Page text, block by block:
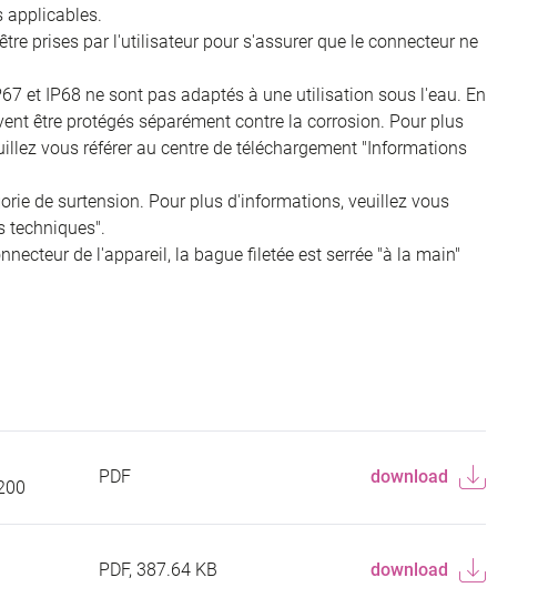
applicables.
prises par l'utilisateur pour s'assurer que le connecteur ne
et IP68 ne sont pas adaptés à une utilisation sous l'eau. En
être protégés séparément contre la corrosion. Pour plus
vous référer au centre de téléchargement "Informations
de surtension. Pour plus d'informations, veuillez vous
techniques".
de l'appareil, la bague filetée est serrée "à la main"
PDF download
PDF, 387.64 KB download